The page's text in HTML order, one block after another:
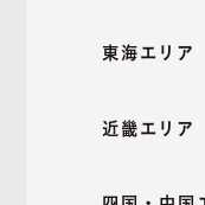
東海エ
近畿エ